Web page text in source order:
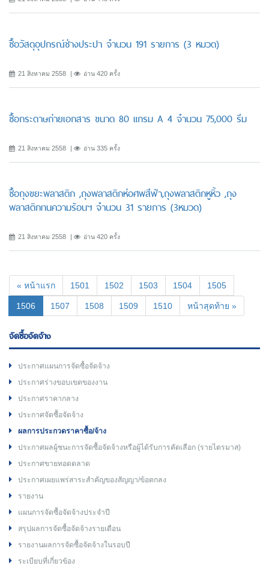
ซื้อวัสดุอุปกรณ์ช่างประปา จำนวน 191 รายการ (3 หมวด)
21 สิงหาคม 2558 อ่าน 420 ครั้ง
ซื้อกระดาษถ่ายเอกสาร ขนาด 80 แกรม A 4 จำนวน 75,000 รีม
21 สิงหาคม 2558 อ่าน 335 ครั้ง
ซื้อถุงขยะพลาสติก ,ถุงพลาสติกห่อศพสีฟ้า,ถุงพลาสติกหูหิ้ว ,ถุง
พลาสติกทนความร้อนฯ จำนวน 31 รายการ (3หมวด)
21 สิงหาคม 2558 อ่าน 420 ครั้ง
« หน้าแรก 1501 1502 1503 1504 1505
1506 (current)
1507 1508 1509 1510 หน้าสุดท้าย »
จัดซื้อจัดจ้าง
ประกาศแผนการจัดซื้อจัดจ้าง
ประกาศร่างขอบเขตของงาน
ประกาศราคากลาง
ประกาศจัดซื้อจัดจ้าง
ผลการประกวดราคาซื้อ/จ้าง
ประกาศผลผู้ชนะการจัดซื้อจัดจ้างหรือผู้ได้รับการคัดเลือก (รายไตรมาส)
ประกาศขายทอดตลาด
ประกาศเผยแพร่สาระสำคัญของสัญญา/ข้อตกลง
รายงาน
แผนการจัดซื้อจัดจ้างประจำปี
สรุปผลการจัดซื้อจัดจ้างรายเดือน
รายงานผลการจัดซื้อจัดจ้างในรอบปี
ระเบียบที่เกี่ยวข้อง